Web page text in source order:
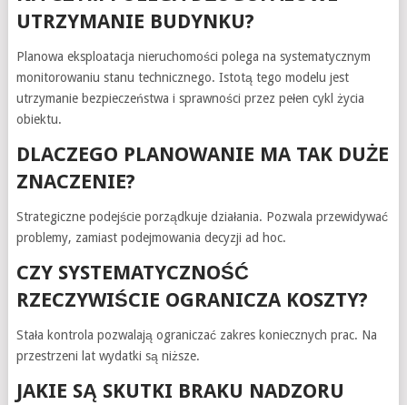
UTRZYMANIE BUDYNKU?
Planowa eksploatacja nieruchomości polega na systematycznym
monitorowaniu stanu technicznego. Istotą tego modelu jest
utrzymanie bezpieczeństwa i sprawności przez pełen cykl życia
obiektu.
DLACZEGO PLANOWANIE MA TAK DUŻE
ZNACZENIE?
Strategiczne podejście porządkuje działania. Pozwala przewidywać
problemy, zamiast podejmowania decyzji ad hoc.
CZY SYSTEMATYCZNOŚĆ
RZECZYWIŚCIE OGRANICZA KOSZTY?
Stała kontrola pozwalają ograniczać zakres koniecznych prac. Na
przestrzeni lat wydatki są niższe.
JAKIE SĄ SKUTKI BRAKU NADZORU